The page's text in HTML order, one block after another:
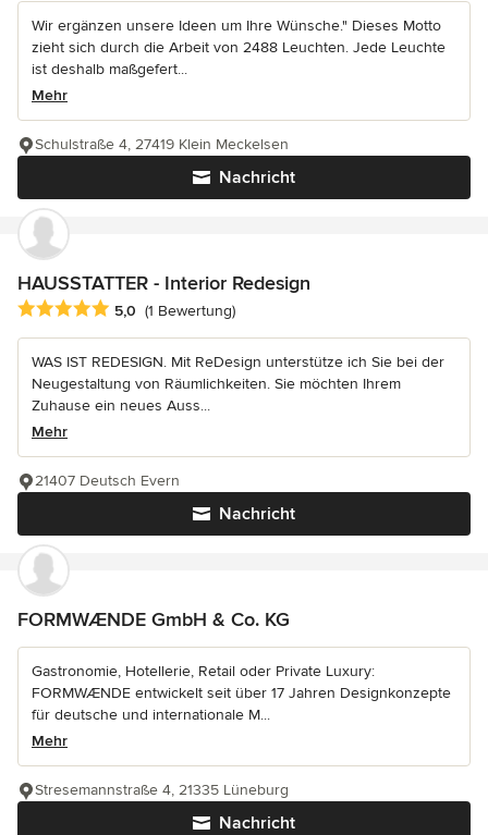
Wir ergänzen unsere Ideen um Ihre Wünsche." Dieses Motto
zieht sich durch die Arbeit von 2488 Leuchten. Jede Leuchte
ist deshalb maßgefert...
Mehr
Nachricht
Schulstraße 4, 27419 Klein Meckelsen
HAUSSTATTER - Interior Redesign
Durchschnittliche Bewertung: 5 von 5 Sternen
5,0 (1 Bewertung)
WAS IST REDESIGN. Mit ReDesign unterstütze ich Sie bei der
Neugestaltung von Räumlichkeiten. Sie möchten Ihrem
Zuhause ein neues Auss...
Mehr
Nachricht
21407 Deutsch Evern
FORMWÆNDE GmbH & Co. KG
Gastronomie, Hotellerie, Retail oder Private Luxury:
FORMWÆNDE entwickelt seit über 17 Jahren Designkonzepte
für deutsche und internationale M...
Mehr
Nachricht
Stresemannstraße 4, 21335 Lüneburg